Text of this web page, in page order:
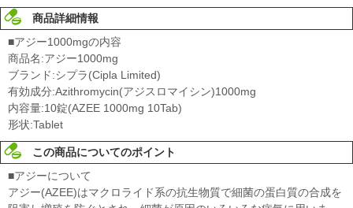
商品詳細情報
■アジー1000mgの内容
商品名:アジー1000mg
ブランド:シプラ(Cipla Limited)
有効成分:Azithromycin(アジスロマイシン)1000mg
内容量:10錠(AZEE 1000mg 10Tab)
形状:Tablet
この商品についてのポイント
■アジーについて
アジー(AZEE)はマクロライド系の抗生物質で細菌の蛋白質の合成を